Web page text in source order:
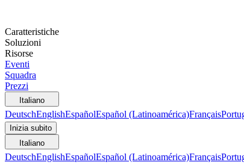
Caratteristiche
Soluzioni
Risorse
Eventi
Squadra
Prezzi
Italiano
DeutschEnglishEspañolEspañol (Latinoamérica)Français
Inizia subito
Italiano
DeutschEnglishEspañolEspañol (Latinoamérica)Français